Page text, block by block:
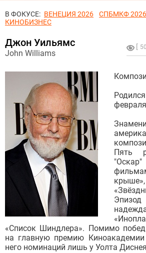
В ФОКУСЕ: ВЕНЕЦИЯ 2026 СПБМКФ 2026
КИНОБИЗНЕС
Джон Уильямс
John Williams
Пять
«Список Шиндлера». Помимо
на главную премию
него номинаций лишь у Уолта